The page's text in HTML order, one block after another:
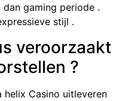
gaming periode .
stijl .
veroorzaakt
?
helix Casino uitleveren